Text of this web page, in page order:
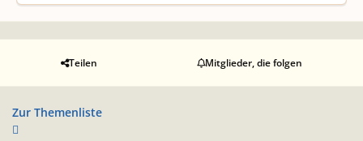
Teilen Mitglieder, die folgen
Zur Themenliste